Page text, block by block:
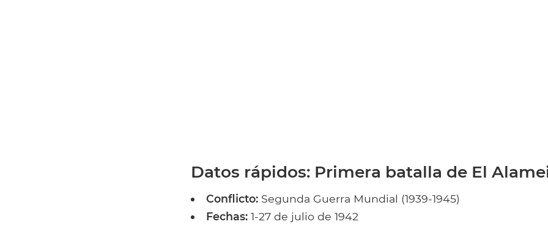
Datos rápidos: Primera batalla de El
Conflicto: Segunda Guerra Mundial (1939-1945)
Fechas: 1-27 de julio de 1942